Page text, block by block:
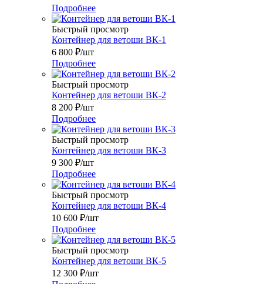
Подробнее
Быстрый просмотр
Контейнер для ветоши ВК-1
6 800 ₽/шт
Подробнее
Быстрый просмотр
Контейнер для ветоши ВК-2
8 200 ₽/шт
Подробнее
Быстрый просмотр
Контейнер для ветоши ВК-3
9 300 ₽/шт
Подробнее
Быстрый просмотр
Контейнер для ветоши ВК-4
10 600 ₽/шт
Подробнее
Быстрый просмотр
Контейнер для ветоши ВК-5
12 300 ₽/шт